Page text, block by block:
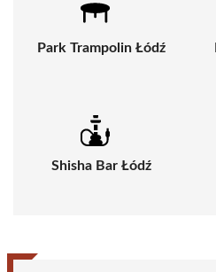
Park Trampolin Łódź
Shisha Bar Łódź